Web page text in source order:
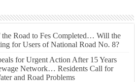
the Road to Fes Completed… Will the
for Users of National Road No. 8?
for Urgent Action After 15 Years
Network… Residents Call for
and Road Problems